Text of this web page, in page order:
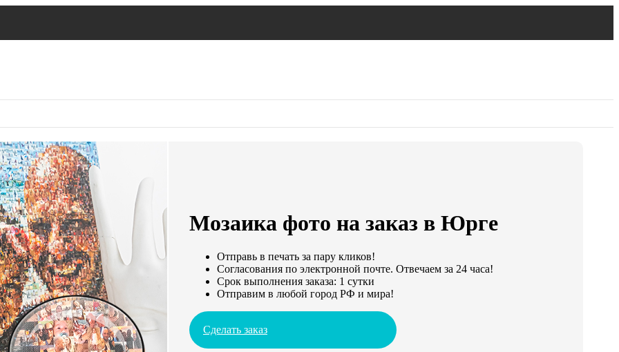
Мозаика фото на заказ в Юрге
Отправь в печать за пару кликов!
Согласования по электронной почте. Отвечаем за 24 часа!
Срок выполнения заказа: 1 сутки
Отправим в любой город РФ и мира!
Сделать заказ